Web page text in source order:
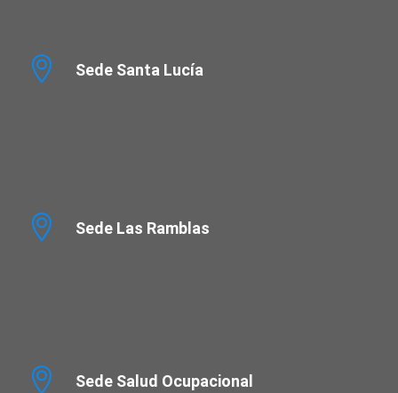
Sede Santa Lucía
Sede Las Ramblas
Sede Salud Ocupacional